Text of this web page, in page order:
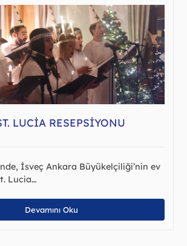
LUCIA RESEPSIYONU
İsveç Ankara Büyükelçiliği’nin ev
Lucia…
Devamını Oku